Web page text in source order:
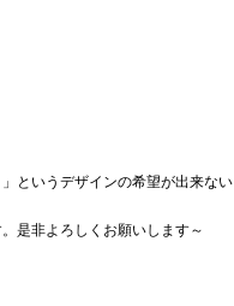
というデザインの希望が出来ない
是非よろしくお願いします～